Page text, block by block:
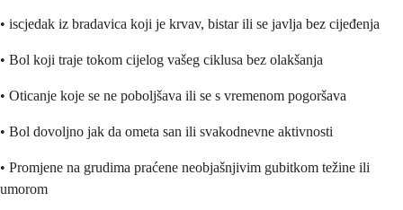
• iscjedak iz bradavica koji je krvav, bistar ili se javlja bez cijeđenja
• Bol koji traje tokom cijelog vašeg ciklusa bez olakšanja
• Oticanje koje se ne poboljšava ili se s vremenom pogoršava
• Bol dovoljno jak da ometa san ili svakodnevne aktivnosti
• Promjene na grudima praćene neobjašnjivim gubitkom težine ili
umorom